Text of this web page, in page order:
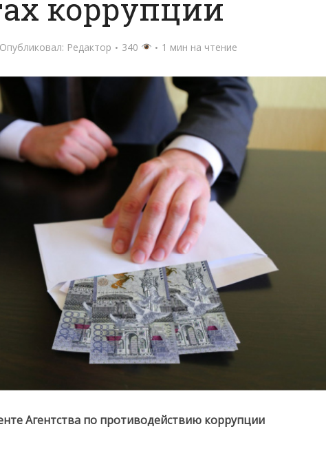
коррупции
Опубликовал: Редактор 340 1 мин на чтение
Агентства по противодействию коррупции